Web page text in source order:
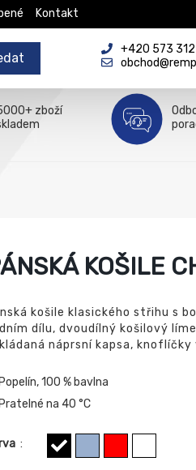
Kontakt
+420 573
zboží
KOŠILE
košile klasického střihu s
dílu, dvoudílný košilový
náprsní kapsa,
Popelín, 100 % bavlna
Pratelné na 40 °C
: